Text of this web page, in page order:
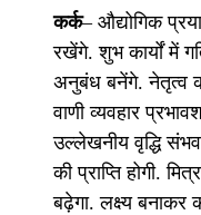
कर्क– औद्योगिक
रखेंगे. शुभ कार्यों में
अनुबंध बनेंगे. नेतृत्व
वाणी व्यवहार
उल्लेखनीय वृद्धि
की प्राप्ति होगी.
बढ़ेगा. लक्ष्य बनाकर